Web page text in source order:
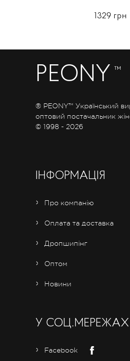
1329 грн
PEONY ™
® PEONY™ Український
оптовий постачальник
© 1998 - 2026
ІНФОРМАЦІЯ
Про компанію
Оплата та доставка
Дропшипінг
Оптом
Новини
У СОЦ.МЕРЕЖАХ
Facebook